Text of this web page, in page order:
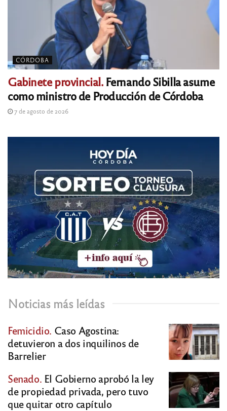
CÓRDOBA
Gabinete provincial.Fernando Sibilla asume
como ministro de Producción de Córdoba
7 de agosto de 2026
Noticias más leídas
Femicidio. Caso Agostina:
detuvieron a dos inquilinos de
Barrelier
Senado. El Gobierno aprobó la ley
de propiedad privada, pero tuvo
que quitar otro capítulo